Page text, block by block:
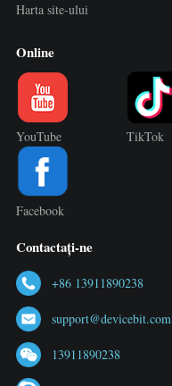
Harta site-ului
Online
YouTube TikTok
Facebook
Contactați-ne
+86 13911890238
support@devicebit.com
13911890238